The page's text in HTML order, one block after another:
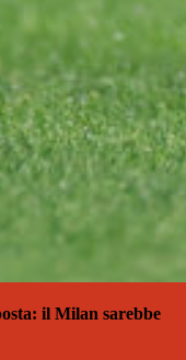
il Milan sarebbe